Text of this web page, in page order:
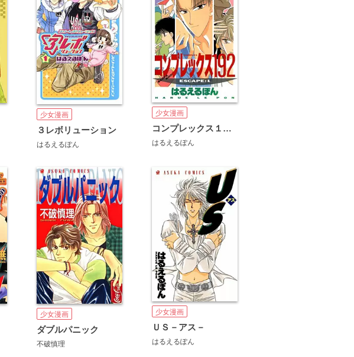
少女漫画
３レボリューション
はるえるぽん
少女漫画
コンプレックス１９２
はるえるぽん
少女漫画
ダブルパニック
不破慎理
少女漫画
ＵＳ－アス－
はるえるぽん